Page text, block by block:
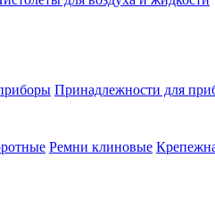
Принадлежности для
Ремни клиновые